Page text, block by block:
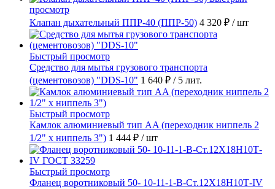
просмотр
Клапан дыхательный ППР-40 (ППР-50) 4 320 ₽ / шт
Быстрый просмотр
Средство для мытья грузового транспорта
(цементовозов) "DDS-10" 1 640 ₽ / 5 лит.
Быстрый просмотр
Камлок алюминиевый тип AA (переходник ниппель 2
1/2" х ниппель 3") 1 444 ₽ / шт
Быстрый просмотр
Фланец воротниковый 50- 10-11-1-B-Ст.12Х18Н10Т-IV